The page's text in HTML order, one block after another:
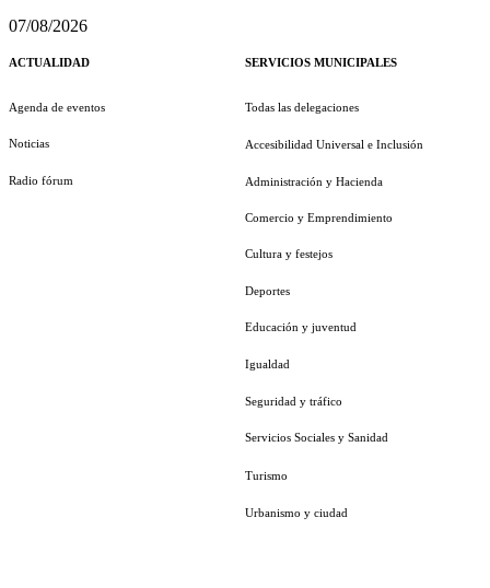
07/08/2026
ACTUALIDAD
Agenda de eventos
Noticias
Radio fórum
SERVICIOS MUNICIPALES
Todas las delegaciones
Accesibilidad Universal e Inclusión
Administración y Hacienda
Comercio y Emprendimiento
Cultura y festejos
Deportes
Educación y juventud
Igualdad
Seguridad y tráfico
Servicios Sociales y Sanidad
Turismo
Urbanismo y ciudad